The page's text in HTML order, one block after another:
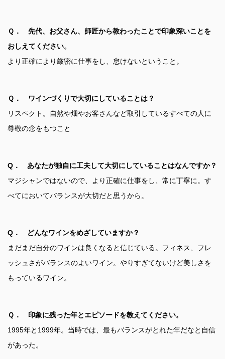
Ｑ． 先代、お父さん、師匠から教わったことで印象深いことを
おしえてください。
より正確により厳密に仕事をし、怠けないということ。
Ｑ． ワインづくりで大切にしていることは？
リスペクト。自然や畑やお客さんなど取引しているすべての人に
尊敬の念をもつこと
Q． あなたが独自に工夫して大切にしていることはなんですか？
マジシャンではないので、より正確に仕事をし、常に丁寧に。す
べてにおいてバランスが大切だと思うから。
Q． どんなワインをめざしていますか？
まだまだ自分のワインは良くなると信じている。フィネス、フレ
ッシュさがバランスのよいワイン。やりすぎてないけど美しさを
もっているワイン。
Ｑ． 印象に残った年とエピソードを教えてください。
1995年と1999年。当時では、最もバランスがとれた年だなと自信
があった。